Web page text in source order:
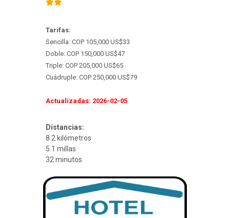
Tarifas:
Sencilla: COP 105,000 US$33
Doble: COP 150,000 US$47
Triple: COP 205,000 US$65
Cuádruple: COP 250,000 US$79
Actualizadas: 2026-02-05
Distancias:
8.2 kilómetros
5.1 millas
32 minutos